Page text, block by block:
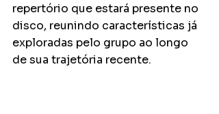
repertório que estará presente no
disco, reunindo características já
exploradas pelo grupo ao longo
de sua trajetória recente.